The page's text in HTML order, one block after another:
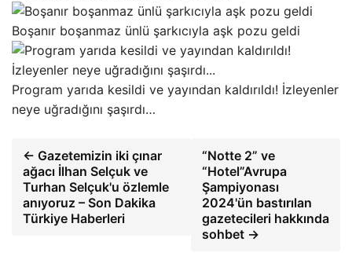
Boşanır boşanmaz ünlü şarkıcıyla aşk pozu geldi
Program yarıda kesildi ve yayından kaldırıldı! İzleyenler
neye uğradığını şaşırdı…
← Gazetemizin iki çınar
ağacı İlhan Selçuk ve
Turhan Selçuk'u özlemle
anıyoruz – Son Dakika
Türkiye Haberleri
“Notte 2” ve
“Hotel”Avrupa
Şampiyonası
2024'ün bastırılan
gazetecileri hakkında
sohbet →